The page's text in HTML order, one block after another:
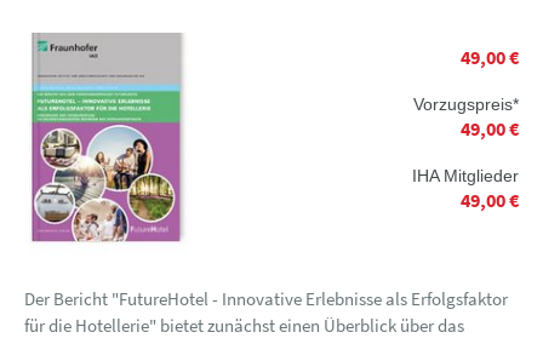
49,00 €
Vorzugspreis*
49,00 €
IHA Mitglieder
49,00 €
Der Bericht "FutureHotel - Innovative Erlebnisse als Erfolgsfaktor
für die Hotellerie" bietet zunächst einen Überblick über das